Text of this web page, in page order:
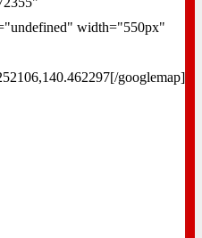
width="550px"
googlemap]